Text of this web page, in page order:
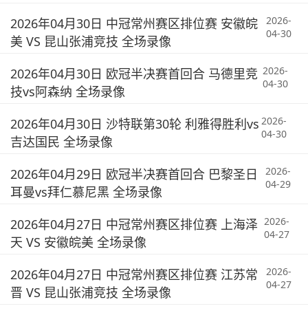
2026年04月30日 中冠常州赛区排位赛 安徽皖
美 VS 昆山张浦竞技 全场录像
2026-
04-30
2026年04月30日 欧冠半决赛首回合 马德里竞
技vs阿森纳 全场录像
2026-
04-30
2026年04月30日 沙特联第30轮 利雅得胜利vs
吉达国民 全场录像
2026-
04-30
2026年04月29日 欧冠半决赛首回合 巴黎圣日
耳曼vs拜仁慕尼黑 全场录像
2026-
04-29
2026年04月27日 中冠常州赛区排位赛 上海泽
天 VS 安徽皖美 全场录像
2026-
04-27
2026年04月27日 中冠常州赛区排位赛 江苏常
晋 VS 昆山张浦竞技 全场录像
2026-
04-27